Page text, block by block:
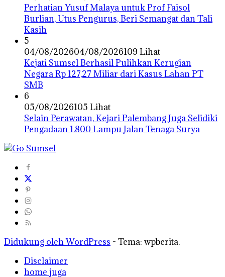
Perhatian Yusuf Malaya untuk Prof Faisol
Burlian, Utus Pengurus, Beri Semangat dan Tali
Kasih
5
04/08/202604/08/2026109 Lihat
Kejati Sumsel Berhasil Pulihkan Kerugian
Negara Rp 127,27 Miliar dari Kasus Lahan PT
SMB
6
05/08/2026105 Lihat
Selain Perawatan, Kejari Palembang Juga Selidiki
Pengadaan 1.800 Lampu Jalan Tenaga Surya
Didukung oleh WordPress - Tema: wpberita.
Disclaimer
home juga